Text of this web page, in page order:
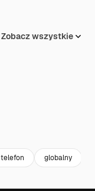
Zobacz wszystkie
telefon globalny